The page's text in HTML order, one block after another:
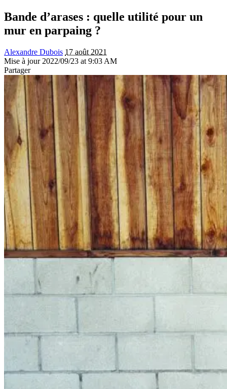
Bande d’arases : quelle utilité pour un
mur en parpaing ?
Alexandre Dubois 17 août 2021
Mise à jour 2022/09/23 at 9:03 AM
Partager